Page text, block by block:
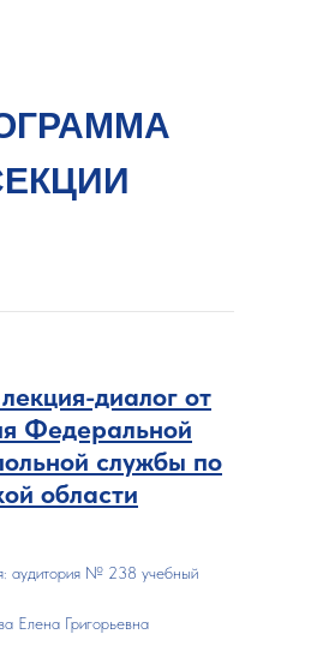
диалог от
Федеральной
службы по
области
аудитория № 238 учебный
Елена Григорьевна